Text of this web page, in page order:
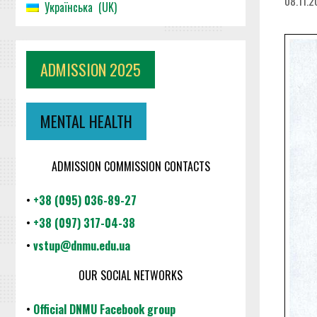
Українська UK
ADMISSION 2025
MENTAL HEALTH
ADMISSION COMMISSION CONTACTS
• +38 (095) 036-89-27
• +38 (097) 317-04-38
• vstup@dnmu.edu.ua
OUR SOCIAL NETWORKS
• Official DNMU Facebook group